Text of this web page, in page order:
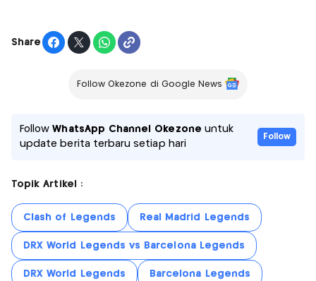
Share
Follow Okezone di Google News
FollowWhatsApp Channel Okezone untuk
update berita terbaru setiap hari
Follow
Topik Artikel :
Clash of Legends Real Madrid Legends
DRX World Legends vs Barcelona Legends
DRX World Legends Barcelona Legends